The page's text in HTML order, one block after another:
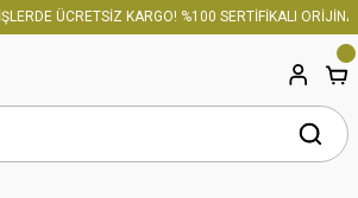
ÜCRETSİZ KARGO! %100 SERTİFİKALI ORİJİNAL